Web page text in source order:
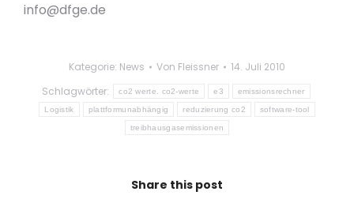
info@dfge.de
Kategorie: News Von Fleissner
14. Juli 2010
Schlagwörter:
co2 werte. co2-werte e3 emissionsrechner
Logistik plattformunabhängig reduzierung co2 software-tool
treibhausgasemissionen
Share this post